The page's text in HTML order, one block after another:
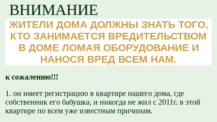
ВНИМАНИЕ
ЖИТЕЛИ ДОМА ДОЛЖНЫ ЗНАТЬ ТОГО,
КТО ЗАНИМАЕТСЯ ВРЕДИТЕЛЬСТВОМ
В ДОМЕ ЛОМАЯ ОБОРУДОВАНИЕ И
НАНОСЯ ВРЕД ВСЕМ НАМ.
к сожалению!!!
1. он имеет регистрацию в квартире нашего дома, где
собственник его бабушка, и никогда не жил с 2011г. в этой
квартире по всем уже известным причинам.